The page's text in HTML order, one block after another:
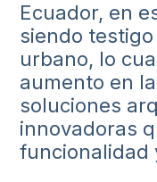
Ecuador, en
siendo
urbano, lo
aumento en
soluciones
innovadoras
funcionalidad